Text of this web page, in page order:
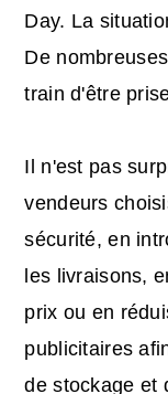
Day. La
De
train d'être
Il n'est pas
vendeurs
sécurité, en
les livraisons,
prix ou en
publicitaires
de stockage et